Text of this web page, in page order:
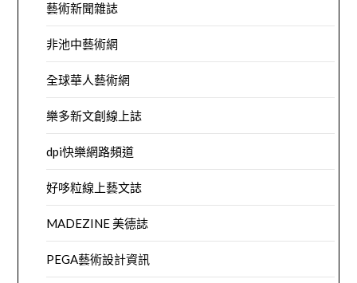
藝術新聞雜誌
非池中藝術網
全球華人藝術網
樂多新文創線上誌
dpi快樂網路頻道
好哆粒線上藝文誌
MADEZINE 美德誌
PEGA藝術設計資訊